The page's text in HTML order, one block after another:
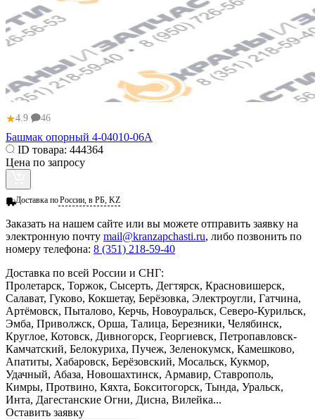
★4.9 46
Башмак опорный 4-04010-06А
ID товара: 444364
Цена по запросу
Доставка поРоссии, в РБ, KZ
Заказать на нашем сайте или вы можете отправить заявку на
электронную почту mail@kranzapchasti.ru, либо позвонить по
номеру телефона: 8 (351) 218-59-40
Доставка по всей России и СНГ:
Пролетарск, Торжок, Сысерть, Дегтярск, Красновишерск,
Салават, Гуково, Кокшетау, Берёзовка, Электроугли, Гатчина,
Артёмовск, Пыталово, Керчь, Новоуральск, Северо-Курильск,
Эмба, Приволжск, Орша, Талица, Березники, Челябинск,
Круглое, Котовск, Дивногорск, Георгиевск, Петропавловск-
Камчатский, Белокуриха, Пучеж, Зеленокумск, Камешково,
Апатиты, Хабаровск, Берёзовский, Мосальск, Кукмор,
Удачный, Абаза, Новошахтинск, Армавир, Ставрополь,
Кимры, Протвино, Кяхта, Бокситогорск, Тында, Уральск,
Инта, Дагестанские Огни, Дисна, Вилейка...
Оставить заявку